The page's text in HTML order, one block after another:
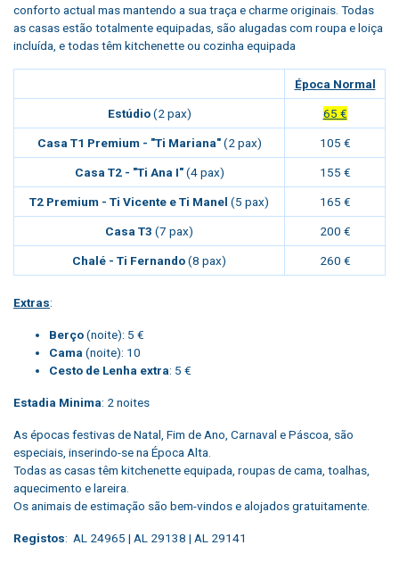
conforto actual mas mantendo a sua traça e charme originais. Todas
as casas estão totalmente equipadas, são alugadas com roupa e loiça
incluída, e todas têm kitchenette ou cozinha equipada
Época Normal
Estúdio(2 pax) 65 €
Casa T1 Premium - "Ti Mariana"(2 pax) 105 €
Casa T2 - "Ti Ana I"(4 pax) 155 €
T2 Premium - Ti Vicente e Ti Manel (5 pax) 165 €
Casa T3 (7 pax) 200 €
Chalé - Ti Fernando(8 pax) 260 €
Extras:
Berço(noite): 5 €
Cama (noite): 10
Cesto de Lenha extra: 5 €
Estadia Minima: 2 noites
As épocas festivas de Natal, Fim de Ano, Carnaval e Páscoa, são
especiais, inserindo-se na Época Alta.
Todas as casas têm kitchenette equipada, roupas de cama, toalhas,
aquecimento e lareira.
Os animais de estimação são bem-vindos e alojados gratuitamente.
Registos: AL 24965 | AL 29138 | AL 29141